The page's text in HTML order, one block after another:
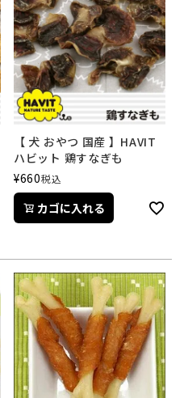
【 犬 おやつ 国産 】HAVIT
ハビット 鶏すなぎも
¥660税込
カゴに入れる